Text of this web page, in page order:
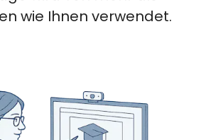
wie Ihnen verwendet.